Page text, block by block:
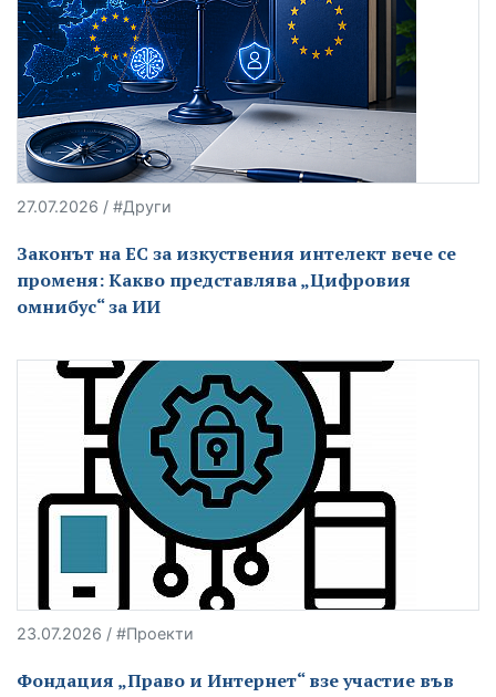
27.07.2026 / #Други
Законът на ЕС за изкуствения интелект вече се
променя: Какво представлява „Цифровия
омнибус“ за ИИ
23.07.2026 / #Проекти
Фондация „Право и Интернет“ взе участие във